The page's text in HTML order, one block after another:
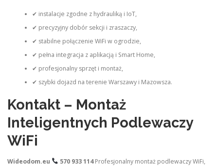
✔ instalacje zgodne z hydrauliką i IoT,
✔ precyzyjny dobór sekcji i zraszaczy,
✔ stabilne połączenie WiFi w ogrodzie,
✔ pełna integracja z aplikacją i Smart Home,
✔ profesjonalny sprzęt i montaż,
✔ szybki dojazd na terenie Warszawy i Mazowsza.
Kontakt – Montaż
Inteligentnych Podlewaczy
WiFi
Wideodom.eu 570 933 114Profesjonalny montaż podlewaczy WiFi,